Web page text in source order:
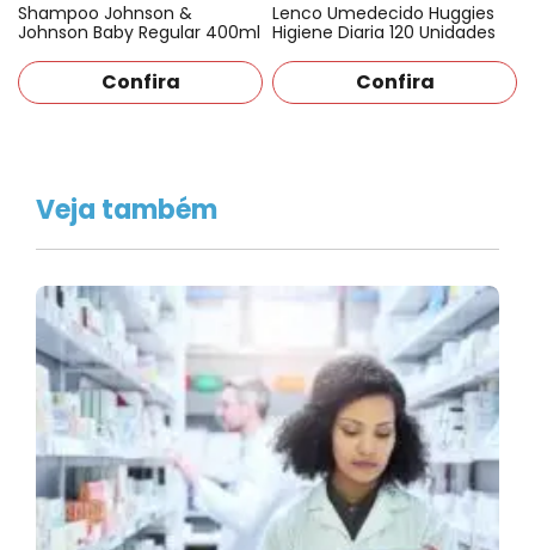
Lenco Umedecido Huggies
Higiene Diaria 120 Unidades
Confira
Fralda Descartável Huggies
Supreme Care Hiper G com
Confira